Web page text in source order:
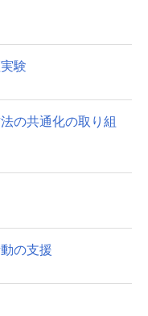
験
の共通化の取り組
の支援